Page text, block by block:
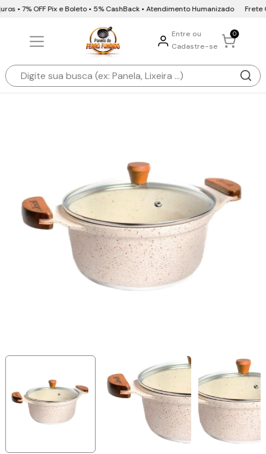
• 7% OFF Pix e Boleto • 5% CashBack • Atendimento Humanizado Frete
Entre ou
Cadastre-se
0